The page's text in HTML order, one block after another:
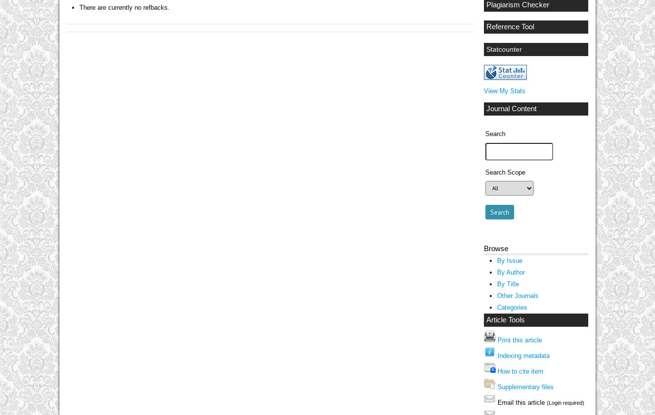
Plagiarism Checker
Reference Tool
Statcounter
View My Stats
Journal Content
Search
Search Scope
Browse
By Issue
By Author
By Title
Other Journals
Categories
Article Tools
Print this article
Indexing metadata
How to cite item
Supplementary files
Email this article (Login required)
There are currently no refbacks.